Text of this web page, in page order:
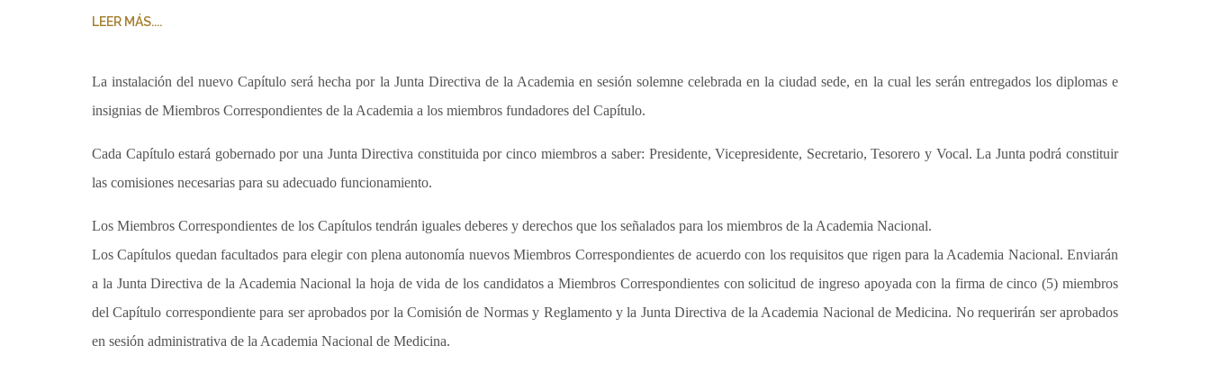
LEER MÁS....
La instalación del nuevo Capítulo será hecha por la Junta Directiva de la Academia en sesión solemne celebrada en la ciudad sede, en la cual les serán entregados los diplomas e
insignias de Miembros Correspondientes de la Academia a los miembros fundadores del Capítulo.
Cada Capítulo estará gobernado por una Junta Directiva constituida por cinco miembros a saber: Presidente, Vicepresidente, Secretario, Tesorero y Vocal. La Junta podrá constituir
las comisiones necesarias para su adecuado funcionamiento.
Los Miembros Correspondientes de los Capítulos tendrán iguales deberes y derechos que los señalados para los miembros de la Academia Nacional.
Los Capítulos quedan facultados para elegir con plena autonomía nuevos Miembros Correspondientes de acuerdo con los requisitos que rigen para la Academia Nacional. Enviarán
a la Junta Directiva de la Academia Nacional la hoja de vida de los candidatos a Miembros Correspondientes con solicitud de ingreso apoyada con la firma de cinco (5) miembros
del Capítulo correspondiente para ser aprobados por la Comisión de Normas y Reglamento y la Junta Directiva de la Academia Nacional de Medicina. No requerirán ser aprobados
en sesión administrativa de la Academia Nacional de Medicina.